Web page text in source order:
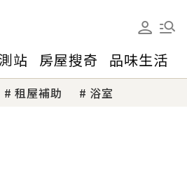
站 房屋搜奇 品味生活
租屋補助 浴室